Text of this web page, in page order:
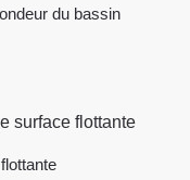
du bassin